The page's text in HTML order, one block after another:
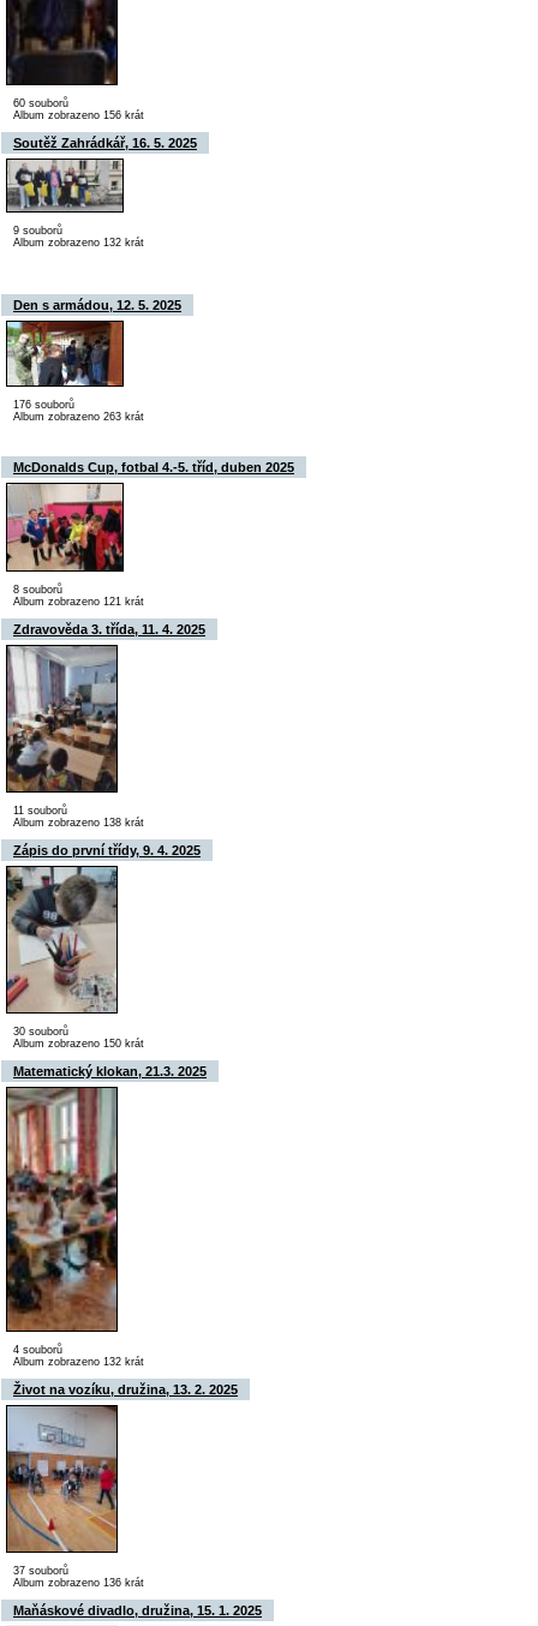
60 souborů
Album zobrazeno 156 krát
Soutěž Zahrádkář, 16. 5. 2025
9 souborů
Album zobrazeno 132 krát
Den s armádou, 12. 5. 2025
176 souborů
Album zobrazeno 263 krát
McDonalds Cup, fotbal 4.-5. tříd, duben 2025
8 souborů
Album zobrazeno 121 krát
Zdravověda 3. třída, 11. 4. 2025
11 souborů
Album zobrazeno 138 krát
Zápis do první třídy, 9. 4. 2025
30 souborů
Album zobrazeno 150 krát
Matematický klokan, 21.3. 2025
4 souborů
Album zobrazeno 132 krát
Život na vozíku, družina, 13. 2. 2025
37 souborů
Album zobrazeno 136 krát
Maňáskové divadlo, družina, 15. 1. 2025